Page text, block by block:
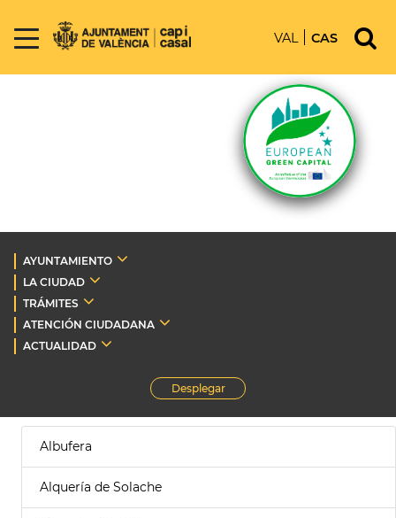
VAL CAS
AYUNTAMIENTO
LA CIUDAD
TRÁMITES
ATENCIÓN CIUDADANA
ACTUALIDAD
Desplegar
Albufera
Alquería de Solache